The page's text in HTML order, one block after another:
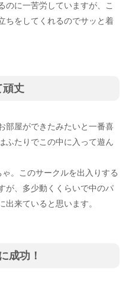
のに一苦労していますが、こ
ちをしてくれるのでサッと着
頑丈
部屋ができたみたいと一番喜
ふたりでこの中に入って遊ん
。このサークルを出入りする
が、多少動くくらいで中のパ
来ていると思います。
成功！